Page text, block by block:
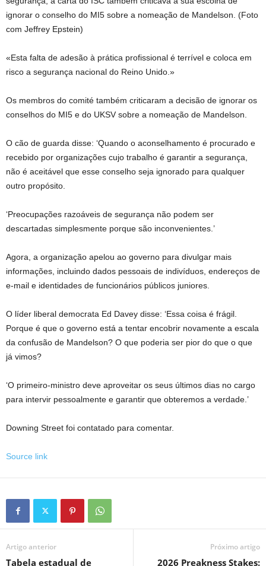
ignorar o conselho do MI5 sobre a nomeação de Mandelson. (Foto
com Jeffrey Epstein)
«Esta falta de adesão à prática profissional é terrível e coloca em
risco a segurança nacional do Reino Unido.»
Os membros do comité também criticaram a decisão de ignorar os
conselhos do MI5 e do UKSV sobre a nomeação de Mandelson.
O cão de guarda disse: ‘Quando o aconselhamento é procurado e
recebido por organizações cujo trabalho é garantir a segurança,
não é aceitável que esse conselho seja ignorado para qualquer
outro propósito.
‘Preocupações razoáveis ​​de segurança não podem ser
descartadas simplesmente porque são inconvenientes.’
Agora, a organização apelou ao governo para divulgar mais
informações, incluindo dados pessoais de indivíduos, endereços de
e-mail e identidades de funcionários públicos juniores.
O líder liberal democrata Ed Davey disse: ‘Essa coisa é frágil.
Porque é que o governo está a tentar encobrir novamente a escala
da confusão de Mandelson? O que poderia ser pior do que o que
já vimos?
‘O primeiro-ministro deve aproveitar os seus últimos dias no cargo
para intervir pessoalmente e garantir que obteremos a verdade.’
Downing Street foi contatado para comentar.
Source link
Artigo anterior
Tabela estadual de
Próximo artigo
2026 Preakness Stakes: